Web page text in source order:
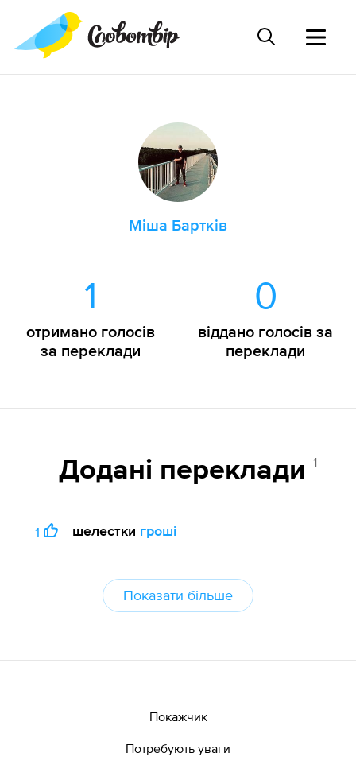
Міша Бартків
1
отримано голосів
за переклади
0
віддано голосів за
переклади
Додані переклади 1
1 шелестки гроші
Показати більше
Покажчик
Потребують уваги